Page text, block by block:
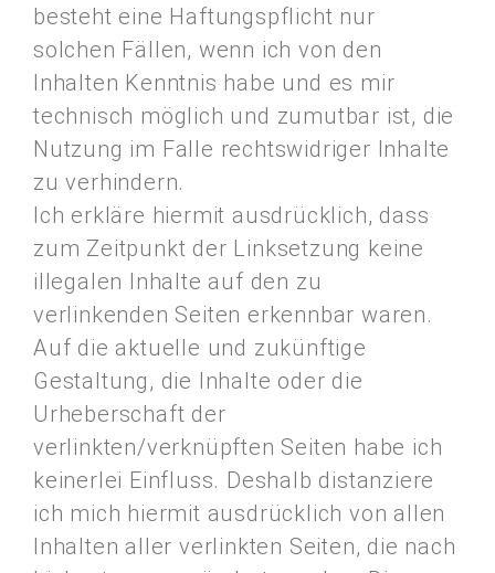
besteht eine Haftungspflicht nur
solchen Fällen, wenn ich von den
Inhalten Kenntnis habe und es mir
technisch möglich und zumutbar ist, die
Nutzung im Falle rechtswidriger Inhalte
zu verhindern.
Ich erkläre hiermit ausdrücklich, dass
zum Zeitpunkt der Linksetzung keine
illegalen Inhalte auf den zu
verlinkenden Seiten erkennbar waren.
Auf die aktuelle und zukünftige
Gestaltung, die Inhalte oder die
Urheberschaft der
verlinkten/verknüpften Seiten habe ich
keinerlei Einfluss. Deshalb distanziere
ich mich hiermit ausdrücklich von allen
Inhalten aller verlinkten Seiten, die nach